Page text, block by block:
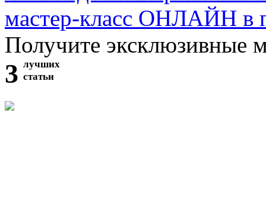
мастер-класс ОНЛАЙН в
Получите эксклюзивные
3 лучших
статьи